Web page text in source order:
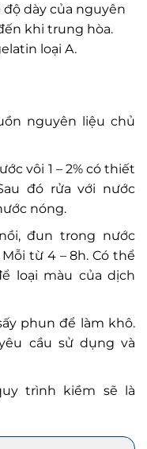
dày của nguyên
khi trung hòa.
loại A.
nguyên liệu chủ
vôi 1 – 2% có thiết
đó rửa với nước
nóng.
đun trong nước
Mỗi từ 4 – 8h. Có thể
loại màu của dịch
phun để làm khô.
cầu sử dụng và
trình kiềm sẽ là